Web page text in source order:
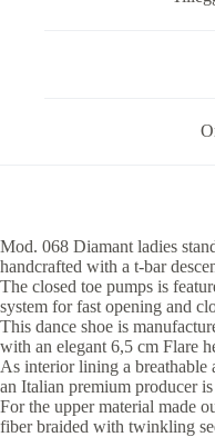
Mod. 068 Diamant ladies
handcrafted with a t-bar
The closed toe pumps is
system for fast opening and
This dance shoe is
with an elegant 6,5 cm Flare
As interior lining a breathable
an Italian premium producer is
For the upper material made
fiber braided with twinkling